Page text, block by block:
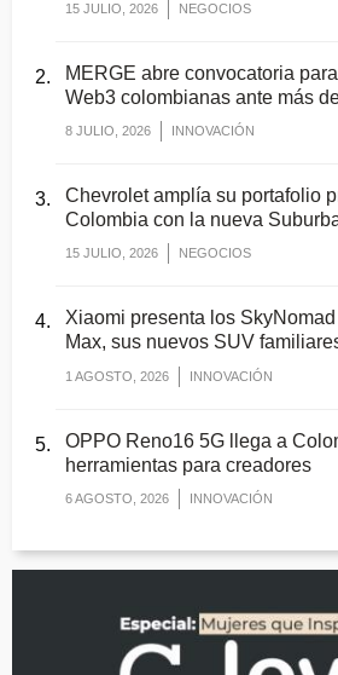
15 JULIO, 2026 NEGOCIOS
MERGE abre convocatoria
Web3 colombianas ante más
8 JULIO, 2026 INNOVACIÓN
Chevrolet amplía su portafolio
Colombia con la nueva
15 JULIO, 2026 NEGOCIOS
Xiaomi presenta los
Max, sus nuevos SUV
1 AGOSTO, 2026 INNOVACIÓN
OPPO Reno16 5G llega a
herramientas para creadores
6 AGOSTO, 2026 INNOVACIÓN